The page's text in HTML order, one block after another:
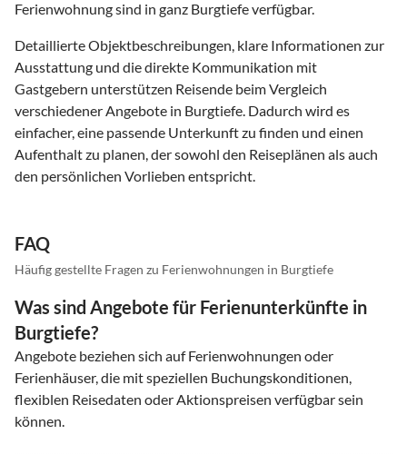
Ferienwohnung sind in ganz Burgtiefe verfügbar.
Detaillierte Objektbeschreibungen, klare Informationen zur
Ausstattung und die direkte Kommunikation mit
Gastgebern unterstützen Reisende beim Vergleich
verschiedener Angebote in Burgtiefe. Dadurch wird es
einfacher, eine passende Unterkunft zu finden und einen
Aufenthalt zu planen, der sowohl den Reiseplänen als auch
den persönlichen Vorlieben entspricht.
FAQ
Häufig gestellte Fragen zu Ferienwohnungen in Burgtiefe
Was sind Angebote für Ferienunterkünfte in
Burgtiefe?
Angebote beziehen sich auf Ferienwohnungen oder
Ferienhäuser, die mit speziellen Buchungskonditionen,
flexiblen Reisedaten oder Aktionspreisen verfügbar sein
können.